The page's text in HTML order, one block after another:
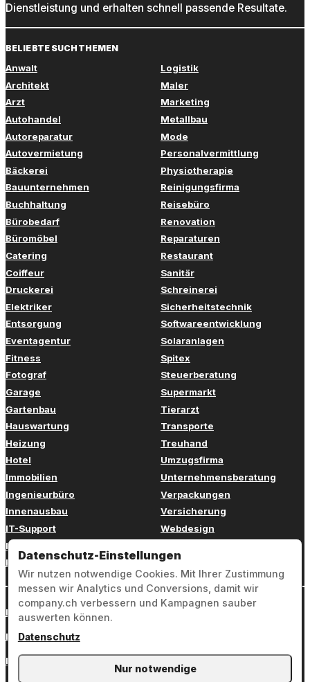
Dienstleistung und erhalten schnell passende Resultate.
BELIEBTE SUCHTHEMEN
Anwalt
Architekt
Arzt
Autohandel
Autoreparatur
Autovermietung
Bäckerei
Bauunternehmen
Buchhaltung
Bürobedarf
Büromöbel
Catering
Coiffeur
Druckerei
Elektriker
Entsorgung
Eventagentur
Fitness
Fotograf
Garage
Gartenbau
Hauswartung
Heizung
Hotel
Immobilien
Ingenieurbüro
Innenausbau
IT-Support
Kinderbetreuung
Kosmetik
Logistik
Maler
Marketing
Metallbau
Mode
Personalvermittlung
Physiotherapie
Reinigungsfirma
Reisebüro
Renovation
Reparaturen
Restaurant
Sanitär
Schreinerei
Sicherheitstechnik
Softwareentwicklung
Solaranlagen
Spitex
Steuerberatung
Supermarkt
Tierarzt
Transporte
Treuhand
Umzugsfirma
Unternehmensberatung
Verpackungen
Versicherung
Webdesign
Zahnarzt
Login
Impressum
Datenschutz
Datenschutz-Einstellungen
Wir nutzen notwendige Cookies. Mit Ihrer Zustimmung
messen wir Analytics und Conversions, damit wir
company.ch verbessern und Kampagnen sauber
auswerten können.
Datenschutz
Nur notwendige